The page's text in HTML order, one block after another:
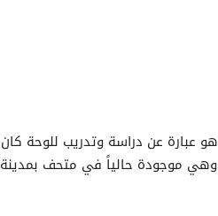
عبارة عن دراسة وتدريب للوحة كان
موجودة حالياً في متحف بمدينة